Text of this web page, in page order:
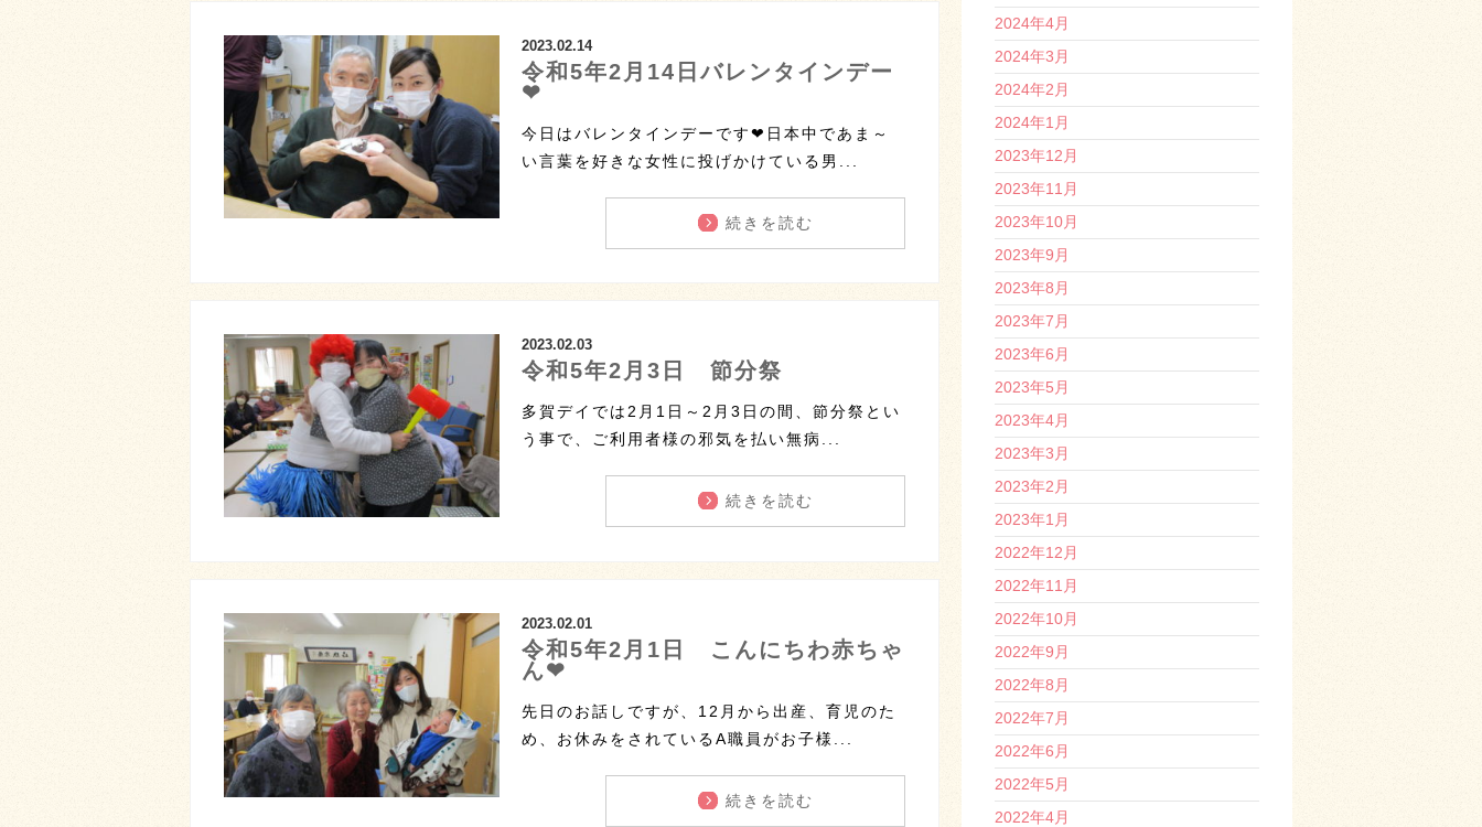
2023.02.14
令和5年2月14日バレンタインデー
❤
今日はバレンタインデーです❤日本中であま～
い言葉を好きな女性に投げかけている男...
続きを読む
2023.02.03
令和5年2月3日 節分祭
多賀デイでは2月1日～2月3日の間、節分祭とい
う事で、ご利用者様の邪気を払い無病...
続きを読む
2023.02.01
令和5年2月1日 こんにちわ赤ちゃ
ん❤
先日のお話しですが、12月から出産、育児のた
め、お休みをされているA職員がお子様...
続きを読む
2024年4月
2024年3月
2024年2月
2024年1月
2023年12月
2023年11月
2023年10月
2023年9月
2023年8月
2023年7月
2023年6月
2023年5月
2023年4月
2023年3月
2023年2月
2023年1月
2022年12月
2022年11月
2022年10月
2022年9月
2022年8月
2022年7月
2022年6月
2022年5月
2022年4月